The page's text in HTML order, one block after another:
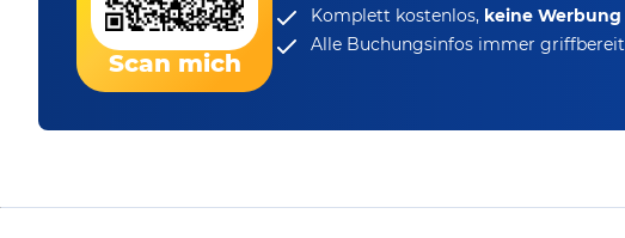
Scan mich
Komplett kostenlos, keine Werbung
Alle Buchungsinfos immer griffbereit